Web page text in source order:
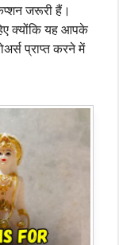
जरूरी हैं।
क्योंकि यह आपके
प्राप्त करने में